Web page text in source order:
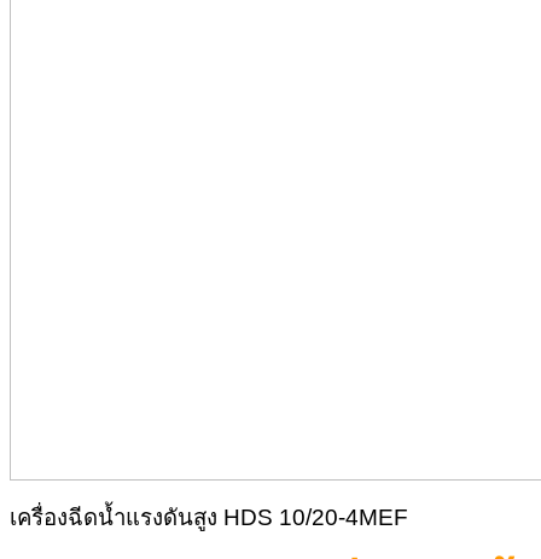
เครื่องฉีดน้ำแรงดันสูง HDS 10/20-4MEF